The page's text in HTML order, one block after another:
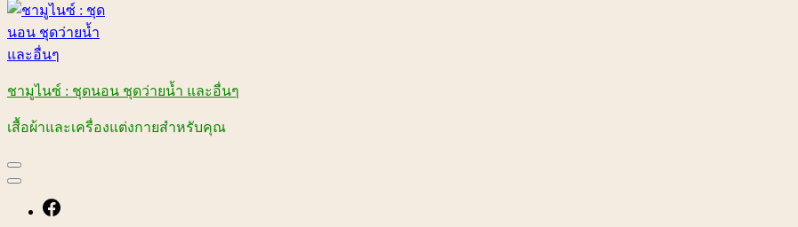
ชามูไนซ์ : ชุดนอน ชุดว่ายน้ำ และอื่นๆ
เสื้อผ้าและเครื่องแต่งกายสำหรับคุณ